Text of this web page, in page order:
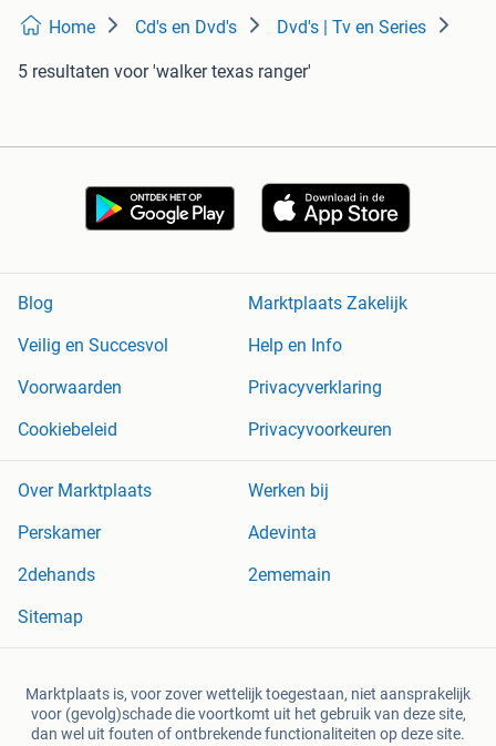
Home Cd's en Dvd's Dvd's | Tv en Series
5 resultaten voor 'walker texas ranger'
Blog
Marktplaats Zakelijk
Veilig en Succesvol
Help en Info
Voorwaarden
Privacyverklaring
Cookiebeleid
Privacyvoorkeuren
Over Marktplaats
Werken bij
Perskamer
Adevinta
2dehands
2ememain
Sitemap
Marktplaats is, voor zover wettelijk toegestaan, niet aansprakelijk
voor (gevolg)schade die voortkomt uit het gebruik van deze site,
dan wel uit fouten of ontbrekende functionaliteiten op deze site.